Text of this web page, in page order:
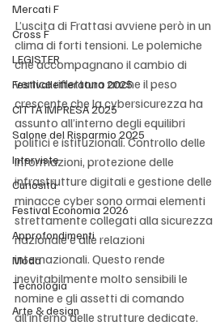
Mercati F
Cross F
LEGISTER
Festivalletteratura 2025
CITTÀ IMPRESA 2025
Salone del Risparmio 2025
Interviste
Curiosità
Festival Economia 2026
Approfondimenti
Moda
Tecnologia
Arte & design
L’uscita di Frattasi avviene però in un
clima di forti tensioni. Le polemiche
che accompagnano il cambio di
vertice riflettono anche il peso
crescente che la cybersicurezza ha
assunto all’interno degli equilibri
politici e istituzionali. Controllo delle
informazioni, protezione delle
infrastrutture digitali e gestione delle
minacce cyber sono ormai elementi
strettamente collegati alla sicurezza
nazionale e alle relazioni
internazionali. Questo rende
inevitabilmente molto sensibili le
nomine e gli assetti di comando
all’interno delle strutture dedicate.